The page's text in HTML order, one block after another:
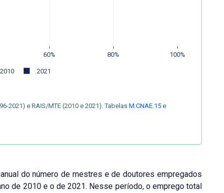
60% 80% 100%
2010 2021
2021) e RAIS/MTE (2010 e 2021). Tabelas M.CNAE.15 e
do número de mestres e de doutores empregados
de 2010 e o de 2021. Nesse período, o emprego total